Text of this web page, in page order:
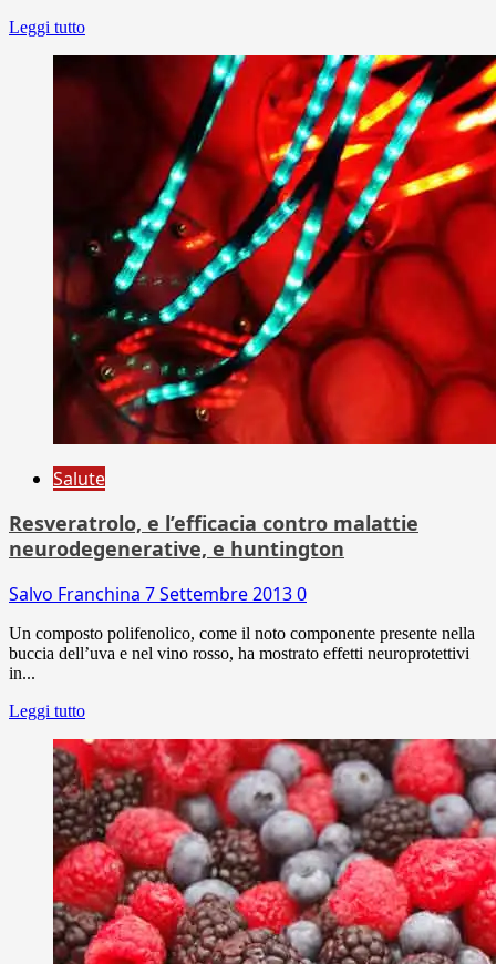
Leggi tutto
Salute
Resveratrolo, e l’efficacia contro malattie
neurodegenerative, e huntington
Salvo Franchina 7 Settembre 20130
Un composto polifenolico, come il noto componente presente nella
buccia dell’uva e nel vino rosso, ha mostrato effetti neuroprotettivi
in...
Leggi tutto